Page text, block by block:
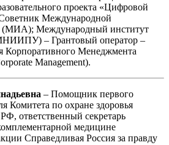
проекта «Цифровой
Международной
Международный институт
– Грантовый оператор –
Корпоративного Менеджмента
Management).
– Помощник первого
Комитета по охране здоровья
ответственный секретарь
медицине
Справедливая Россия за правду